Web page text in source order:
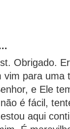
Obrigado.
vim para uma
e Ele
é fácil,
aqui